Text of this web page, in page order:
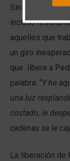
Sin embaro,
incluso
aquellos que
un giro
que libera a
palabra: “Y he
una luz
costado, le
cadenas se le
La liberación de